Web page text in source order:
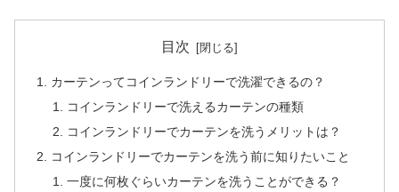
目次
カーテンってコインランドリーで洗濯できるの？
コインランドリーで洗えるカーテンの種類
コインランドリーでカーテンを洗うメリットは？
コインランドリーでカーテンを洗う前に知りたいこと
一度に何枚ぐらいカーテンを洗うことができる？